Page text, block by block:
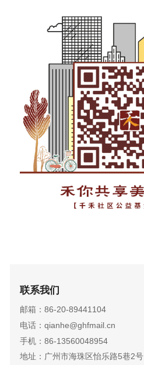
联系我们
邮箱：86-20-89441104
电话：qianhe@ghfmail.cn
手机：86-13560048954
地址：广州市海珠区怡乐路5巷2号